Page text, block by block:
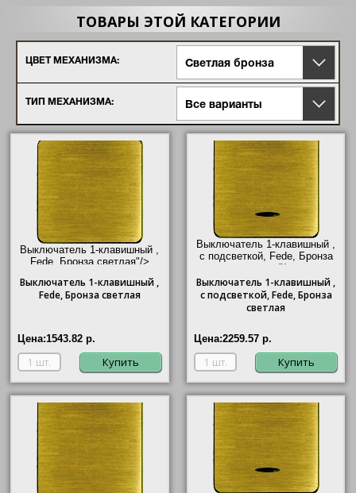
Vintage Tapestry
Vintage Wood
Vintage Corinto
New Marco
Soho
Belle Epoque Wood
ТОВАРЫ ЭТОЙ КАТЕГОРИИ
ЦВЕТ МЕХАНИЗМА: Светлая бронза
ТИП МЕХАНИЗМА: Все варианты
Выключатель 1-клавишный ,
Fede, Бронза светлая"/>
Выключатель 1-клавишный ,
Fede, Бронза светлая
Цена:1543.82 р.
Купить
Выключатель 1-клавишный ,
с подсветкой, Fede, Бронза
светлая"/>
Выключатель 1-клавишный ,
с подсветкой, Fede, Бронза
светлая
Цена:2259.57 р.
Купить